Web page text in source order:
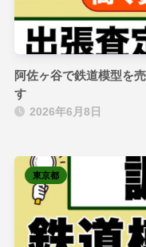
阿佐ヶ谷で鉄道模型を
す
2026年6月8日
東京都